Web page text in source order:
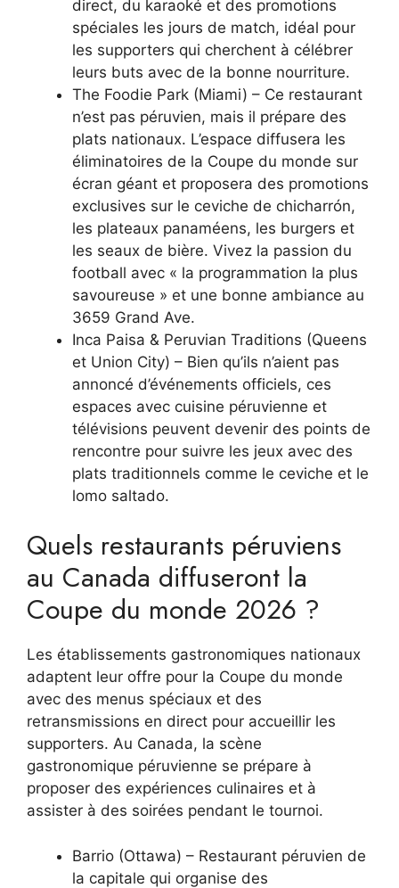
direct, du karaoké et des promotions
spéciales les jours de match, idéal pour
les supporters qui cherchent à célébrer
leurs buts avec de la bonne nourriture.
The Foodie Park (Miami) – Ce restaurant
n’est pas péruvien, mais il prépare des
plats nationaux. L’espace diffusera les
éliminatoires de la Coupe du monde sur
écran géant et proposera des promotions
exclusives sur le ceviche de chicharrón,
les plateaux panaméens, les burgers et
les seaux de bière. Vivez la passion du
football avec « la programmation la plus
savoureuse » et une bonne ambiance au
3659 Grand Ave.
Inca Paisa & Peruvian Traditions (Queens
et Union City) – Bien qu’ils n’aient pas
annoncé d’événements officiels, ces
espaces avec cuisine péruvienne et
télévisions peuvent devenir des points de
rencontre pour suivre les jeux avec des
plats traditionnels comme le ceviche et le
lomo saltado.
Quels restaurants péruviens
au Canada diffuseront la
Coupe du monde 2026 ?
Les établissements gastronomiques nationaux
adaptent leur offre pour la Coupe du monde
avec des menus spéciaux et des
retransmissions en direct pour accueillir les
supporters. Au Canada, la scène
gastronomique péruvienne se prépare à
proposer des expériences culinaires et à
assister à des soirées pendant le tournoi.
Barrio (Ottawa) – Restaurant péruvien de
la capitale qui organise des